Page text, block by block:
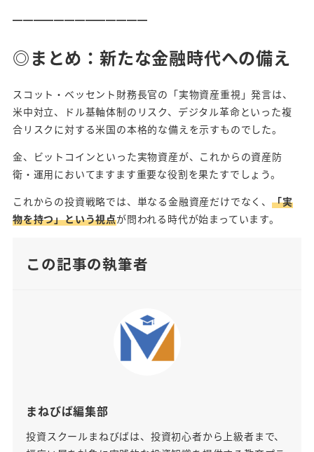
━━━━━━━━━━━━━
◎まとめ：新たな金融時代への備え
スコット・ベッセント財務長官の「実物資産重視」発言は、
米中対立、ドル基軸体制のリスク、デジタル革命といった複
合リスクに対する米国の本格的な備えを示すものでした。
金、ビットコインといった実物資産が、これからの資産防
衛・運用においてますます重要な役割を果たすでしょう。
これからの投資戦略では、単なる金融資産だけでなく、 「実
物を持つ」という視点が問われる時代が始まっています。
まねびば編集部
投資スクールまねびばは、投資初心者から上級者まで、